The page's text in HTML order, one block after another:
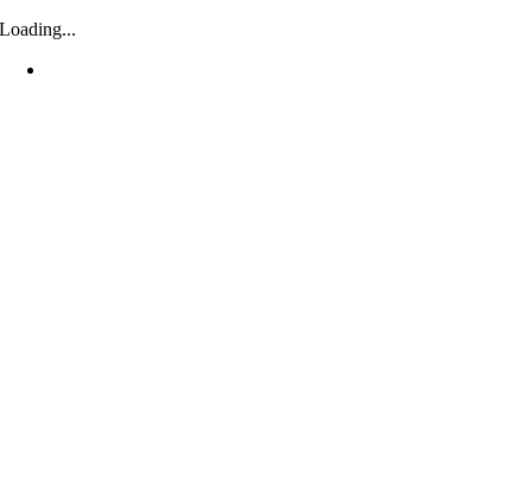
Loading...